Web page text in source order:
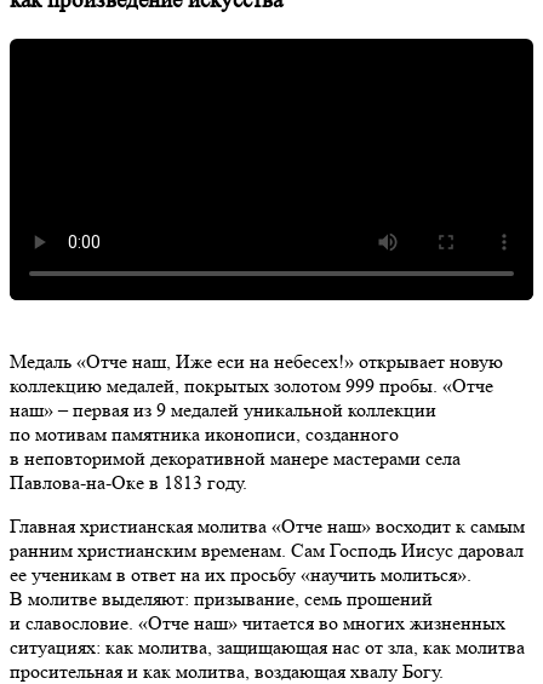
Медаль «Отче наш, Иже еси на небесех!» открывает новую
коллекцию медалей, покрытых золотом 999 пробы. «Отче
наш» – первая из 9 медалей уникальной коллекции
по мотивам памятника иконописи, созданного
в неповторимой декоративной манере мастерами села
Павлова-на-Оке в 1813 году.
Главная христианская молитва «Отче наш» восходит к самым
ранним христианским временам. Сам Господь Иисус даровал
ее ученикам в ответ на их просьбу «научить молиться».
В молитве выделяют: призывание, семь прошений
и славословие. «Отче наш» читается во многих жизненных
ситуациях: как молитва, защищающая нас от зла, как молитва
просительная и как молитва, воздающая хвалу Богу.